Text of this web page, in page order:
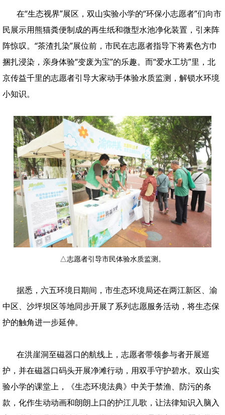
在“生态视界”展区，双山实验小学的“环保小志愿者”们向市
民展示用熊猫粪便制成的再生纸和微型水池净化装置，引来阵
阵惊叹。“茶渣扎染”展位前，市民在志愿者指导下将素色方巾
捆扎浸染，亲身体验“变废为宝”的乐趣。而“爱水工坊”里，北
京传益千里的志愿者引导大家动手体验水质监测，解锁水环境
小知识。
△志愿者引导市民体验水质监测。
据悉，六五环境日期间，市生态环境局还在两江新区、渝
中区、沙坪坝区等地同步开展了系列志愿服务活动，将生态保
护的触角进一步延伸。
在洪崖洞至磁器口的航线上，志愿者带领参与者开展巡
护，并在磁器口码头开展净滩行动，用双手守护碧水。双山实
验小学的课堂上，《生态环境法典》中关于禁渔、防污的条
款，化作生动动画和朗朗上口的护江儿歌，让法律知识入脑入